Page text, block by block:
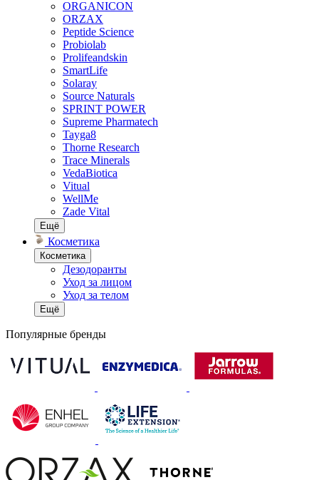
ORGANICON
ORZAX
Peptide Science
Probiolab
Prolifeandskin
SmartLife
Solaray
Source Naturals
SPRINT POWER
Supreme Pharmatech
Tayga8
Thorne Research
Trace Minerals
VedaBiotica
Vitual
WellMe
Zade Vital
Ещё
Косметика
Косметика
Дезодоранты
Уход за лицом
Уход за телом
Ещё
Популярные бренды